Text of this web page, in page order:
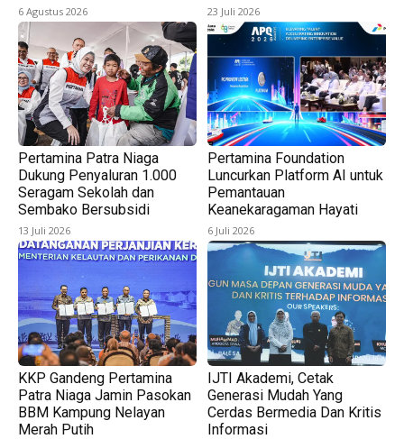
6 Agustus 2026 23 Juli 2026
Pertamina Patra Niaga
Dukung Penyaluran 1.000
Seragam Sekolah dan
Sembako Bersubsidi
13 Juli 2026
Pertamina Foundation
Luncurkan Platform AI untuk
Pemantauan
Keanekaragaman Hayati
6 Juli 2026
KKP Gandeng Pertamina
Patra Niaga Jamin Pasokan
BBM Kampung Nelayan
Merah Putih
IJTI Akademi, Cetak
Generasi Mudah Yang
Cerdas Bermedia Dan Kritis
Informasi